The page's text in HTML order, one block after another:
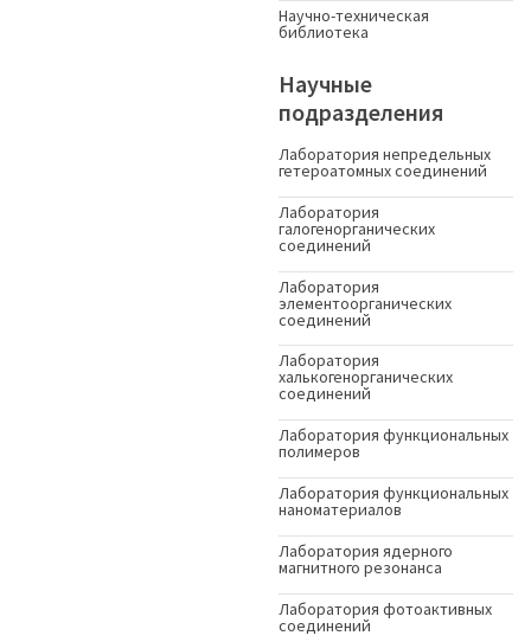
Научно-техническая
библиотека
Научные
подразделения
Лаборатория непредельных
гетероатомных соединений
Лаборатория
галогенорганических
соединений
Лаборатория
элементоорганических
соединений
Лаборатория
халькогенорганических
соединений
Лаборатория функциональных
полимеров
Лаборатория функциональных
наноматериалов
Лаборатория ядерного
магнитного резонанса
Лаборатория фотоактивных
соединений